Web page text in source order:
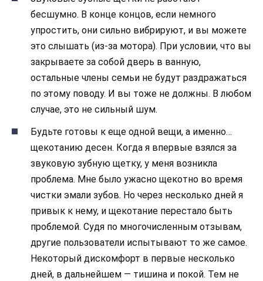
бесшумно. В конце концов, если немного
упростить, они сильно вибрируют, и вы можете
это слышать (из-за мотора). При условии, что вы
закрываете за собой дверь в ванную,
остальные члены семьи не будут раздражаться
по этому поводу. И вы тоже не должны. В любом
случае, это не сильный шум.
Будьте готовы к еще одной вещи, а именно…
щекотанию десен. Когда я впервые взялся за
звуковую зубную щетку, у меня возникла
проблема. Мне было ужасно щекотно во время
чистки эмали зубов. Но через несколько дней я
привык к нему, и щекотание перестало быть
проблемой. Судя по многочисленным отзывам,
другие пользователи испытывают то же самое.
Некоторый дискомфорт в первые несколько
дней, в дальнейшем — тишина и покой. Тем не